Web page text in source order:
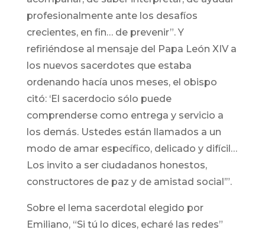
profesionalmente ante los desafíos
crecientes, en fin… de prevenir”. Y
refiriéndose al mensaje del Papa León XIV a
los nuevos sacerdotes que estaba
ordenando hacía unos meses, el obispo
citó: ‘El sacerdocio sólo puede
comprenderse como entrega y servicio a
los demás. Ustedes están llamados a un
modo de amar específico, delicado y difícil…
Los invito a ser ciudadanos honestos,
constructores de paz y de amistad social’”.
Sobre el lema sacerdotal elegido por
Emiliano, “Si tú lo dices, echaré las redes”